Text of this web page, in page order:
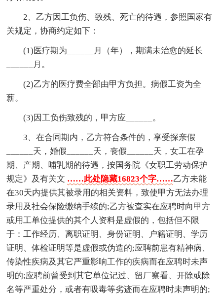
2、乙方因工负伤、致残、死亡的待遇，参照国家有
关规定，协商约定如下：
(1)医疗期为______月（年），期满未治愈的延长
______月。
(2)乙方的医疗费全部由甲方负担。病假工资为全
薪。
(3)因工负伤致残的，甲方应______。
3、在合同期内，乙方符合条件的，享受探亲假
______天，婚假______天，丧假______天，女工在孕
期、产期、哺乳期的待遇，按国务院《女职工劳动保护
规定》及有关文 ……此处隐藏16823个字……乙方未能
在30天内提供其被录用的相关资料，致使甲方无法办理
录用及社会保险缴纳手续的;乙方被查实在应聘时向甲方
或用工单位提供的其个人资料是虚假的，包括但不限
于：工作经历、离职证明、身份证明、户籍证明、学历
证明、体检证明等是虚假或伪造的;应聘前患有精神病、
传染性疾病及其它严重影响工作的疾病而在应聘时未声
明的;应聘前曾受到其它单位记过、留厂察看、开除或除
名等严重处分，或者有吸毒等劣迹而在应聘时未声明的;